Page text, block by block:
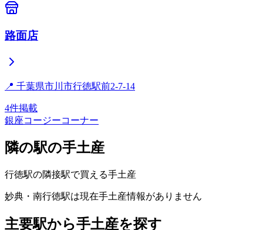
路面店
📍 千葉県市川市行徳駅前2-7-14
4件掲載
銀座コージーコーナー
隣の駅の手土産
行徳駅の隣接駅で買える手土産
妙典・南行徳駅は現在手土産情報がありません
主要駅から手土産を探す